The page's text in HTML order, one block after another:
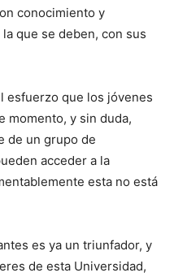
conocimiento y
que se deben, con sus
esfuerzo que los jóvenes
momento, y sin duda,
de un grupo de
acceder a la
esta no está
es ya un triunfador, y
de esta Universidad,